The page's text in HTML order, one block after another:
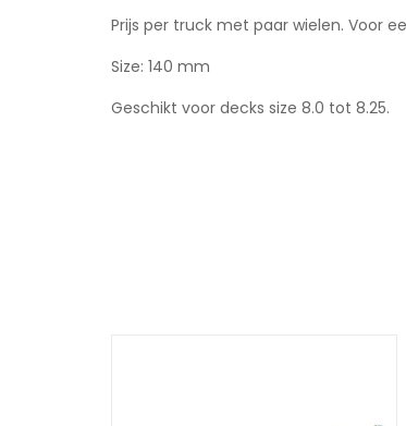
Prijs per truck met paar wielen. Voor
Size: 140 mm
Geschikt voor decks size 8.0 tot 8.25.